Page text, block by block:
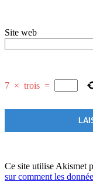
Site web
7 × trois =
Ce site utilise Akismet
sur comment les